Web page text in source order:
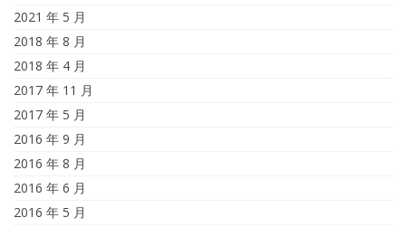
2021 年 5 月
2018 年 8 月
2018 年 4 月
2017 年 11 月
2017 年 5 月
2016 年 9 月
2016 年 8 月
2016 年 6 月
2016 年 5 月